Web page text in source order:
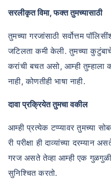
सरलीकृत विमा, फक्त तुमच्यासाठी
तुमच्या गरजांसाठी सर्वोत्तम
जटिलता कमी केली. तुमच्या
करांची बचत असो, आम्ही
नाही, कोणतीही भाषा नाही.
दावा प्रक्रियेत तुमचा वकील
आम्ही प्रत्येक टप्प्यावर तुमच्या
री परीक्षा ही दाव्यांच्या दरम्यान
गरज असते तेव्हा आम्ही एक
सुनिश्चित करतो.